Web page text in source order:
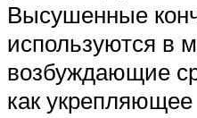
Высушенные
используются в
возбуждающие
как